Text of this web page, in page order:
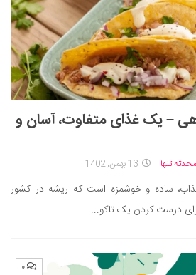
– یک غذای متفاوت، آسان و
محدثه تنها 13 بهمن, 1402
ساده و خوشمزه است که ریشه در کشور
درست کردن یک تاکو...
۰